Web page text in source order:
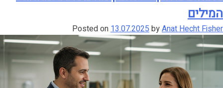
המילים
Posted on13.07.2025byAnat Hecht Fisher